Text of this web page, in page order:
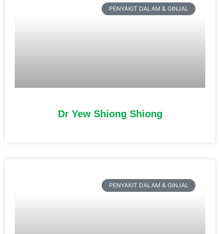
PENYAKIT DALAM & GINJAL
Dr Yew Shiong Shiong
PENYAKIT DALAM & GINJAL